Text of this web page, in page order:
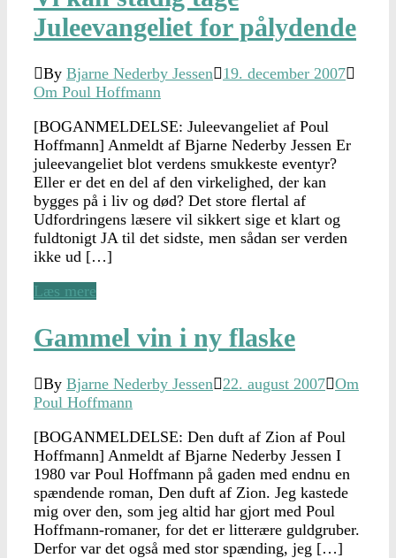
Juleevangeliet for pålydende
By Bjarne Nederby Jessen 19. december 2007
Om Poul Hoffmann
[BOGANMELDELSE: Juleevangeliet af Poul
Hoffmann] Anmeldt af Bjarne Nederby Jessen Er
juleevangeliet blot verdens smukkeste eventyr?
Eller er det en del af den virkelighed, der kan
bygges på i liv og død? Det store flertal af
Udfordringens læsere vil sikkert sige et klart og
fuldtonigt JA til det sidste, men sådan ser verden
ikke ud […]
Læs mere
Gammel vin i ny flaske
By Bjarne Nederby Jessen 22. august 2007 Om
Poul Hoffmann
[BOGANMELDELSE: Den duft af Zion af Poul
Hoffmann] Anmeldt af Bjarne Nederby Jessen I
1980 var Poul Hoffmann på gaden med endnu en
spændende roman, Den duft af Zion. Jeg kastede
mig over den, som jeg altid har gjort med Poul
Hoffmann-romaner, for det er litterære guldgruber.
Derfor var det også med stor spænding, jeg […]